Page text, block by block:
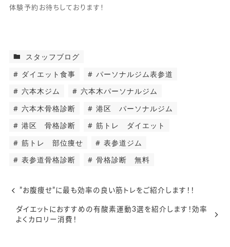
体験予約お待ちしております！
スタッフブログ
ダイエット食事
パーソナルジム表参道
六本木ジム
六本木パーソナルジム
六本木骨格診断
港区 パーソナルジム
港区 骨格診断
筋トレ ダイエット
筋トレ 部位痩せ
表参道ジム
表参道骨格診断
骨格診断 無料
”お腹痩せ”に最も効率の良い筋トレをご紹介します！！
ダイエットにおすすめの有酸素運動3選を紹介します！効率
よくカロリー消費！